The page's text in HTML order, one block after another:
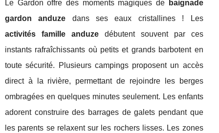
Le Gardon offre des moments magiques de
baignade
gardon anduze dans ses eaux cristallines ! Les
activités famille anduzedébutent souvent par ces
instants rafraîchissants où petits et grands barbotent en
toute sécurité. Plusieurs campings proposent un accès
direct à la rivière, permettant de rejoindre les berges
ombragées en quelques minutes seulement. Les enfants
adorent construire des barrages de galets pendant que
les parents se relaxent sur les rochers lisses. Les zones